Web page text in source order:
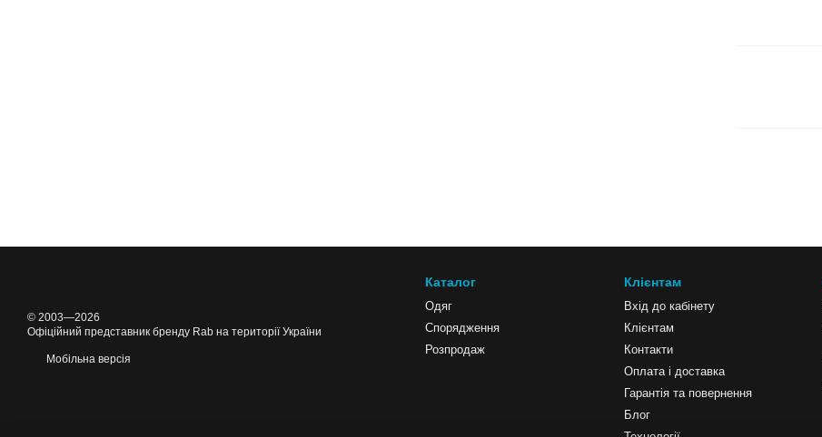
© 2003—2026
Офіційний представник бренду Rab на території України
Мобільна версія
Каталог
Одяг
Спорядження
Розпродаж
Клієнтам
Вхід до кабінету
Клієнтам
Контакти
Оплата і доставка
Гарантія та повернення
Блог